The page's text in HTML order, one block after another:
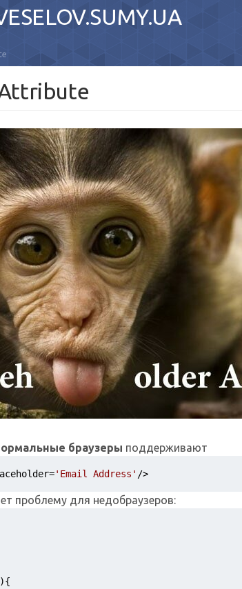
браузеры поддерживают
='Email Address' />
проблему для недобраузеров:
){